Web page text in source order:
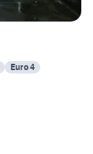
Euro 4